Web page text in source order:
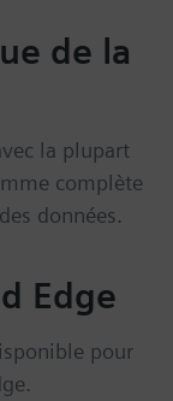
de la
la plupart
complète
données.
Edge
pour